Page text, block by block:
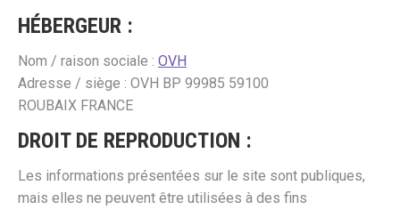
HÉBERGEUR :
Nom / raison sociale : OVH
Adresse / siège : OVH BP 99985 59100
ROUBAIX FRANCE
DROIT DE REPRODUCTION :
Les informations présentées sur le site sont publiques,
mais elles ne peuvent être utilisées à des fins